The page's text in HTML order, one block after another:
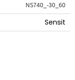
NS740_-30_60
Sensit